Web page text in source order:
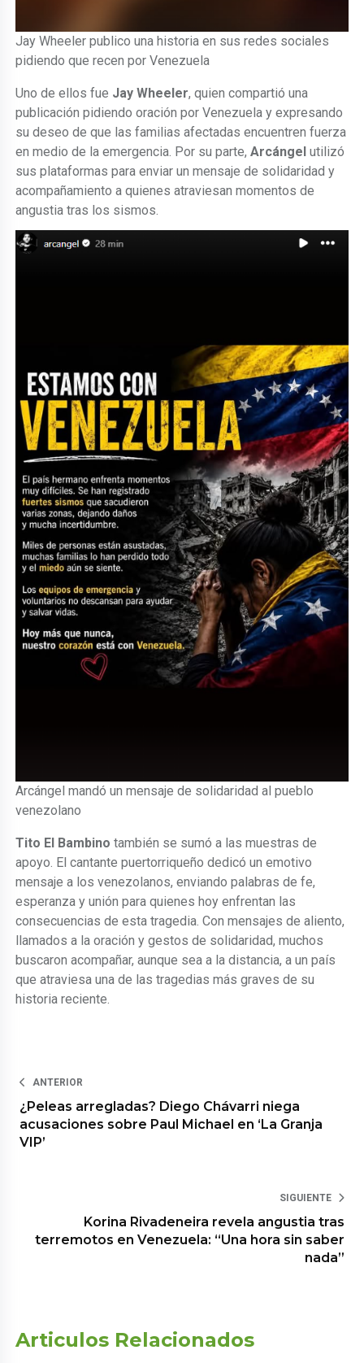
Jay Wheeler publico una historia en sus redes sociales
pidiendo que recen por Venezuela
Uno de ellos fue Jay Wheeler, quien compartió una
publicación pidiendo oración por Venezuela y expresando
su deseo de que las familias afectadas encuentren fuerza
en medio de la emergencia. Por su parte,Arcángel utilizó
sus plataformas para enviar un mensaje de solidaridad y
acompañamiento a quienes atraviesan momentos de
angustia tras los sismos.
Arcángel mandó un mensaje de solidaridad al pueblo
venezolano
Tito El Bambinotambién se sumó a las muestras de
apoyo. El cantante puertorriqueño dedicó un emotivo
mensaje a los venezolanos, enviando palabras de fe,
esperanza y unión para quienes hoy enfrentan las
consecuencias de esta tragedia. Con mensajes de aliento,
llamados a la oración y gestos de solidaridad, muchos
buscaron acompañar, aunque sea a la distancia, a un país
que atraviesa una de las tragedias más graves de su
historia reciente.
ANTERIOR
¿Peleas arregladas? Diego Chávarri niega
acusaciones sobre Paul Michael en ‘La Granja
VIP’
SIGUIENTE
Korina Rivadeneira revela angustia tras
terremotos en Venezuela: “Una hora sin saber
nada”
Articulos Relacionados